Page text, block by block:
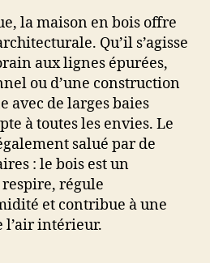
la maison en bois offre
Qu’il s’agisse
aux lignes épurées,
ou d’une construction
avec de larges baies
à toutes les envies. Le
salué par de
: le bois est un
régule
et contribue à une
intérieur.